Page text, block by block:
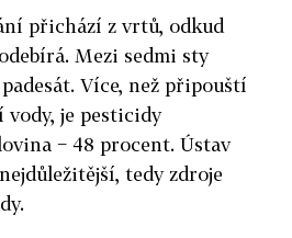
přichází z vrtů, odkud
Mezi sedmi sty
Více, než připouští
vody, je pesticidy
− 48 procent. Ústav
tedy zdroje